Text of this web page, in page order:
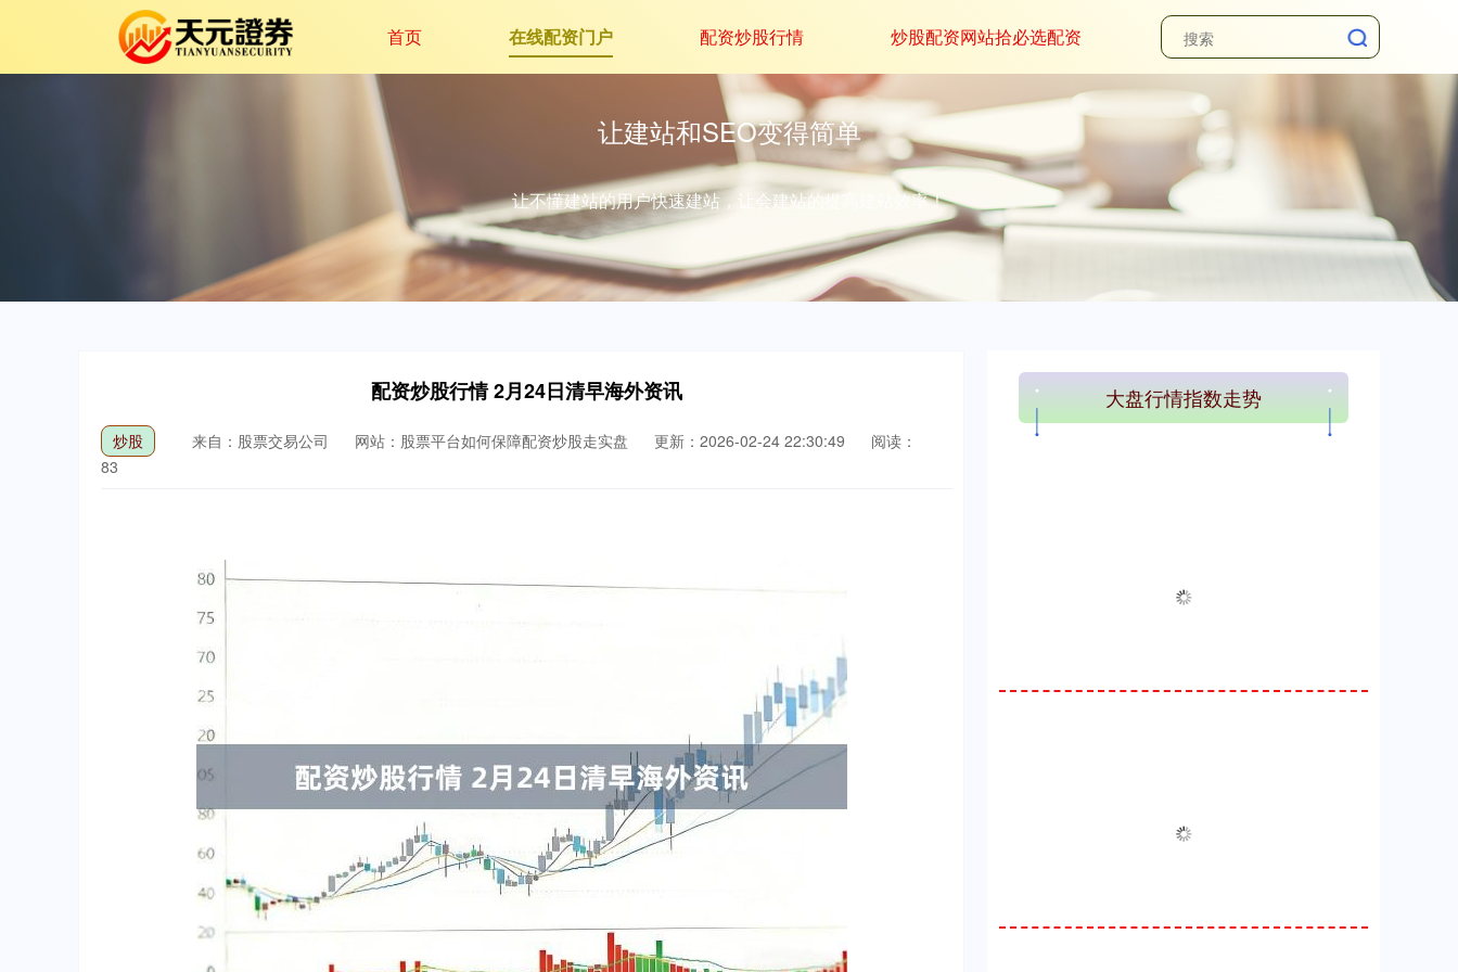
首页 在线配资门户 配资炒股行情 炒股配资网站拾必选配资
让建站和SEO变得简单
让不懂建站的用户快速建站，让会建站的提高建站效率！
配资炒股行情 2月24日清早海外资讯
炒股 来自：股票交易公司 网站：股票平台如何保障配资炒股走实盘 更新：2026-02-24 22:30:49
阅读：
83
大盘行情指数走势